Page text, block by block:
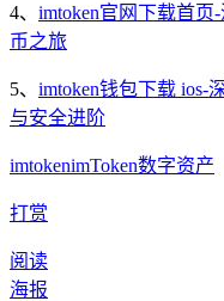
4、 imtoken官网下载首页
币之旅
5、 imtoken钱包下载 ios-
与安全进阶
imtokenimToken数字资产
打赏
阅读
海报